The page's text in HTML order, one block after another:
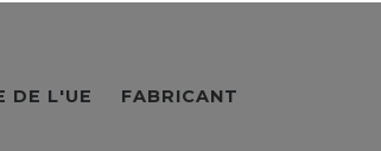
DE L'UE FABRICANT